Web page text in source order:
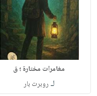
مغامرات مختارة ؛ ق
لـ روبرت بار